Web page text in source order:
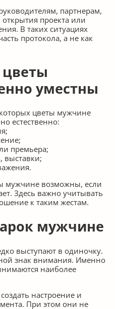
партнерам,
проекта или
В таких ситуациях
протокола, а не как
уместны
цветы мужчине
естественно:
премьера;
выставки;
мужчине возможны, если
Здесь важно учитывать
к таким жестам.
мужчине
выступают в одиночку.
знак внимания. Именно
наиболее
настроение и
При этом они не